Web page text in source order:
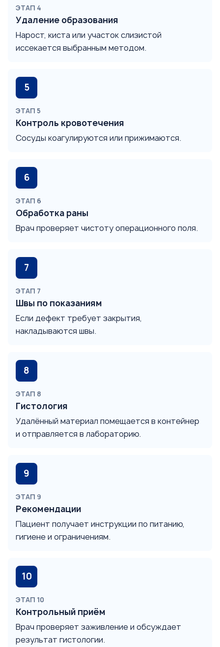
ЭТАП 4
Удаление образования
Нарост, киста или участок слизистой
иссекается выбранным методом.
ЭТАП 5
Контроль кровотечения
Сосуды коагулируются или прижимаются.
ЭТАП 6
Обработка раны
Врач проверяет чистоту операционного поля.
ЭТАП 7
Швы по показаниям
Если дефект требует закрытия,
накладываются швы.
ЭТАП 8
Гистология
Удалённый материал помещается в контейнер
и отправляется в лабораторию.
ЭТАП 9
Рекомендации
Пациент получает инструкции по питанию,
гигиене и ограничениям.
ЭТАП 10
Контрольный приём
Врач проверяет заживление и обсуждает
результат гистологии.